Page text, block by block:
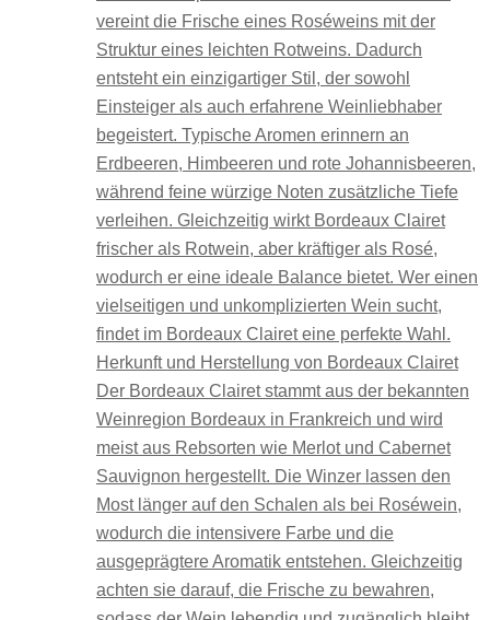
vereint die Frische eines Roséweins mit der
Struktur eines leichten Rotweins. Dadurch
entsteht ein einzigartiger Stil, der sowohl
Einsteiger als auch erfahrene Weinliebhaber
begeistert. Typische Aromen erinnern an
Erdbeeren, Himbeeren und rote Johannisbeeren,
während feine würzige Noten zusätzliche Tiefe
verleihen. Gleichzeitig wirkt Bordeaux Clairet
frischer als Rotwein, aber kräftiger als Rosé,
wodurch er eine ideale Balance bietet. Wer einen
vielseitigen und unkomplizierten Wein sucht,
findet im Bordeaux Clairet eine perfekte Wahl.
Herkunft und Herstellung von Bordeaux Clairet
Der Bordeaux Clairet stammt aus der bekannten
Weinregion Bordeaux in Frankreich und wird
meist aus Rebsorten wie Merlot und Cabernet
Sauvignon hergestellt. Die Winzer lassen den
Most länger auf den Schalen als bei Roséwein,
wodurch die intensivere Farbe und die
ausgeprägtere Aromatik entstehen. Gleichzeitig
achten sie darauf, die Frische zu bewahren,